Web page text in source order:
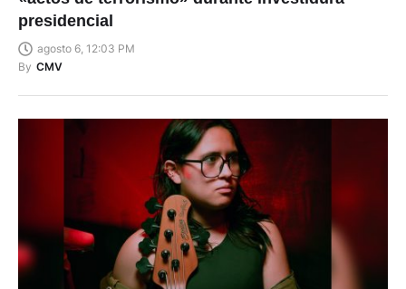
presidencial
agosto 6, 12:03 PM
By CMV